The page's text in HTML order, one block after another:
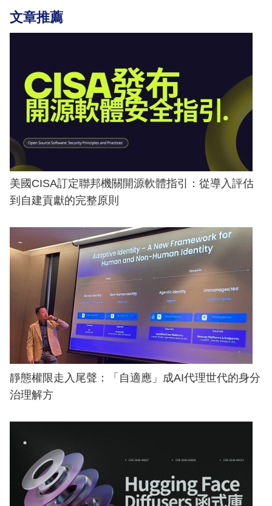
文章推薦
美國CISA訂定聯邦機關開源軟體指引：從導入評估
到自建貢獻的完整原則
靜態權限走入尾聲：「自適應」成AI代理世代的身分
治理解方